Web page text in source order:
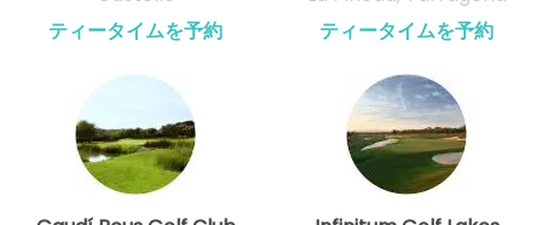
ティータイムを予約
ティータイムを予約